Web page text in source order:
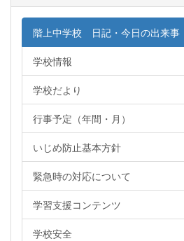
階上中学校 日記・今日の出来事
学校情報
学校だより
行事予定（年間・月）
いじめ防止基本方針
緊急時の対応について
学習支援コンテンツ
学校安全